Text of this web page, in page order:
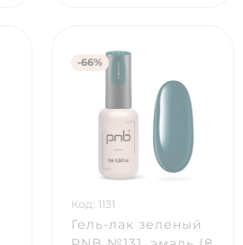
-66%
Код: 1131
Гель-лак зеленый